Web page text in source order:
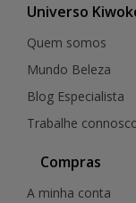
Universo
Quem somos
Mundo Beleza
Blog Especialista
Trabalhe
Compras
A minha conta